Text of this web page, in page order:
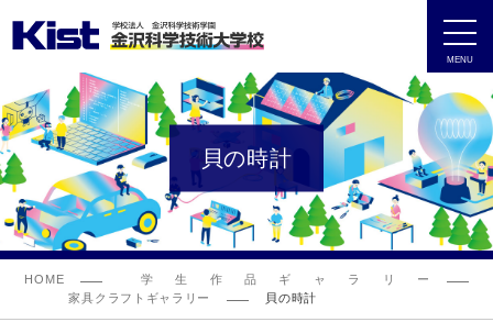
MENU
貝の時計
HOME
学生作品ギャラリー
家具クラフトギャラリー
貝の時計